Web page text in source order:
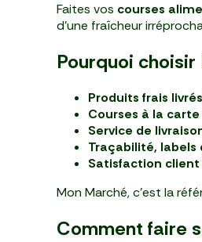
Faites vos courses
d’une fraîcheur
Pourquoi
Produits frais
Courses à la carte
Service de
Traçabilité,
Satisfaction client
Mon Marché, c’est la
Comment faire